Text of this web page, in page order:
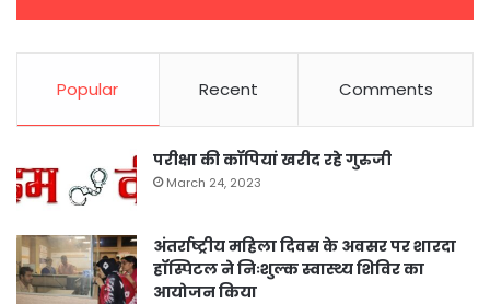
Popular Recent Comments
परीक्षा की कॉपियां खरीद रहे गुरुजी
March 24, 2023
अंतर्राष्ट्रीय महिला दिवस के अवसर पर शारदा
हॉस्पिटल ने निःशुल्क स्वास्थ्य शिविर का
आयोजन किया